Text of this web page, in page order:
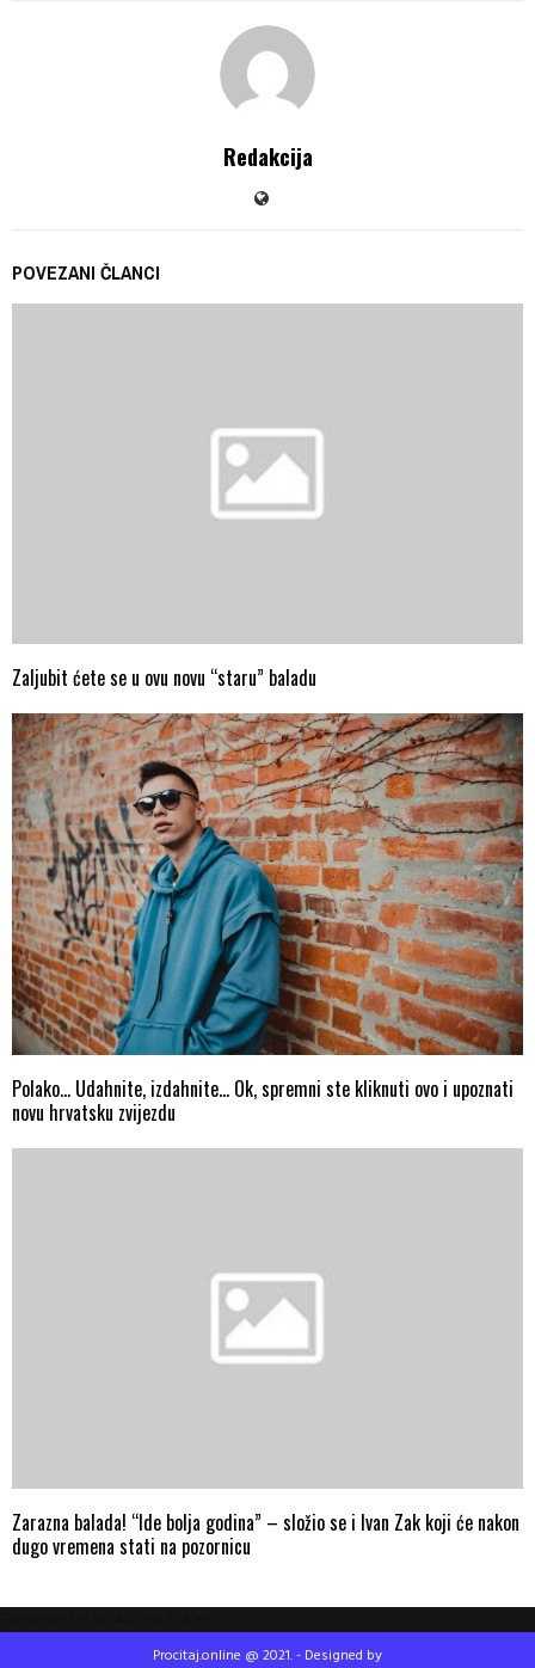
Redakcija
POVEZANI ČLANCI
Zaljubit ćete se u ovu novu “staru” baladu
Polako… Udahnite, izdahnite… Ok, spremni ste kliknuti ovo i upoznati
novu hrvatsku zvijezdu
Zarazna balada! “Ide bolja godina” – složio se i Ivan Zak koji će nakon
dugo vremena stati na pozornicu
Procitaj.online @ 2021. - Designed by